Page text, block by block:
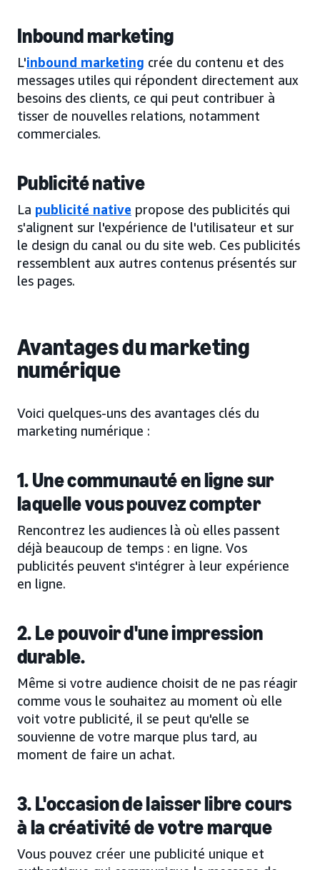
Inbound marketing
L'inbound marketing crée du contenu et des
messages utiles qui répondent directement aux
besoins des clients, ce qui peut contribuer à
tisser de nouvelles relations, notamment
commerciales.
Publicité native
La publicité native propose des publicités qui
s'alignent sur l'expérience de l'utilisateur et sur
le design du canal ou du site web. Ces publicités
ressemblent aux autres contenus présentés sur
les pages.
Avantages du marketing
numérique
Voici quelques-uns des avantages clés du
marketing numérique :
1. Une communauté en ligne sur
laquelle vous pouvez compter
Rencontrez les audiences là où elles passent
déjà beaucoup de temps : en ligne. Vos
publicités peuvent s'intégrer à leur expérience
en ligne.
2. Le pouvoir d'une impression
durable.
Même si votre audience choisit de ne pas réagir
comme vous le souhaitez au moment où elle
voit votre publicité, il se peut qu'elle se
souvienne de votre marque plus tard, au
moment de faire un achat.
3. L'occasion de laisser libre cours
à la créativité de votre marque
Vous pouvez créer une publicité unique et